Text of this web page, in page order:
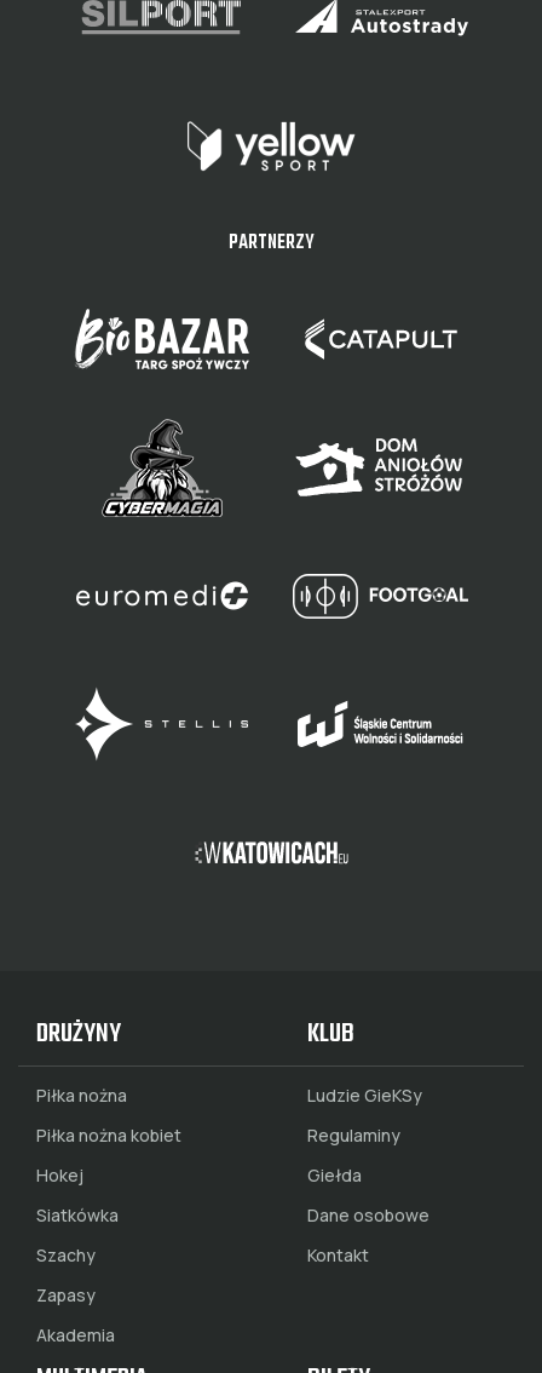
PARTNERZY
DRUŻYNY
Piłka nożna
Piłka nożna kobiet
Hokej
Siatkówka
Szachy
Zapasy
Akademia
KLUB
Ludzie GieKSy
Regulaminy
Giełda
Dane osobowe
Kontakt